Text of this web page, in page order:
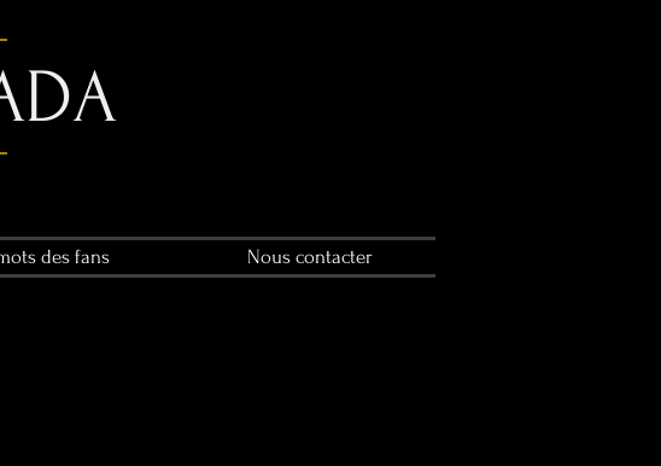
des fans Nous contacter